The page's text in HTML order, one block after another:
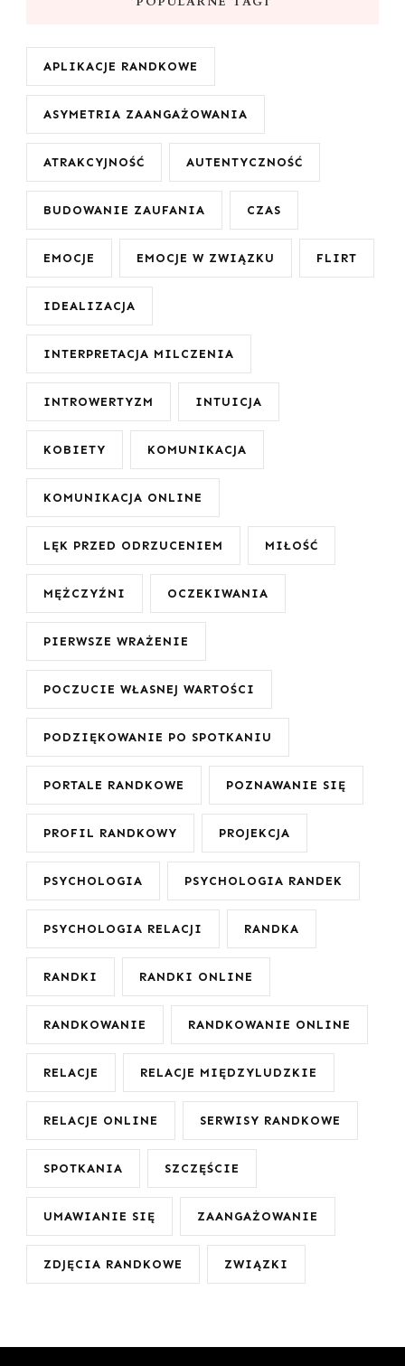
APLIKACJE RANDKOWE
ASYMETRIA ZAANGAŻOWANIA
ATRAKCYJNOŚĆ AUTENTYCZNOŚĆ
BUDOWANIE ZAUFANIA CZAS
EMOCJE EMOCJE W ZWIĄZKU FLIRT
IDEALIZACJA
INTERPRETACJA MILCZENIA
INTROWERTYZM INTUICJA
KOBIETY KOMUNIKACJA
KOMUNIKACJA ONLINE
LĘK PRZED ODRZUCENIEM MIŁOŚĆ
MĘŻCZYŹNI OCZEKIWANIA
PIERWSZE WRAŻENIE
POCZUCIE WŁASNEJ WARTOŚCI
PODZIĘKOWANIE PO SPOTKANIU
PORTALE RANDKOWE POZNAWANIE SIĘ
PROFIL RANDKOWY PROJEKCJA
PSYCHOLOGIA PSYCHOLOGIA RANDEK
PSYCHOLOGIA RELACJI RANDKA
RANDKI RANDKI ONLINE
RANDKOWANIE RANDKOWANIE ONLINE
RELACJE RELACJE MIĘDZYLUDZKIE
RELACJE ONLINE SERWISY RANDKOWE
SPOTKANIA SZCZĘŚCIE
UMAWIANIE SIĘ ZAANGAŻOWANIE
ZDJĘCIA RANDKOWE ZWIĄZKI